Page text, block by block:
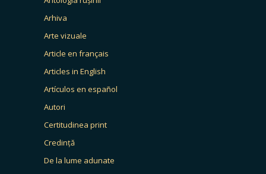
Arhiva
Arte vizuale
Article en français
Articles in English
Artículos en español
Autori
Certitudinea print
Credință
De la lume adunate